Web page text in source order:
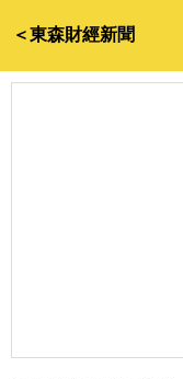
＜東森財經新聞